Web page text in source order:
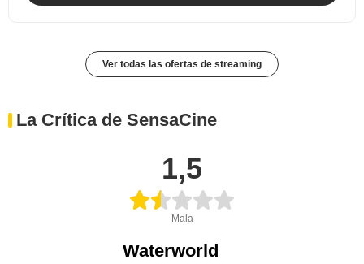
Ver todas las ofertas de streaming
La Crítica de SensaCine
1,5
Mala
Waterworld